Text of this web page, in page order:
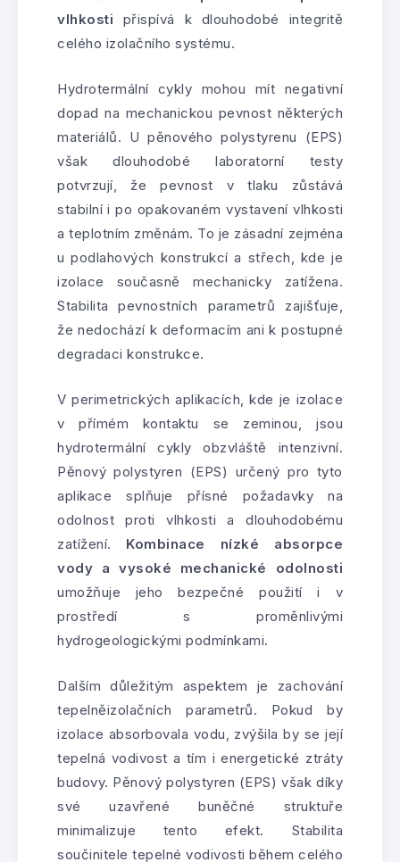
vlhkosti přispívá k dlouhodobé integritě
celého izolačního systému.
Hydrotermální cykly mohou mít negativní
dopad na mechanickou pevnost některých
materiálů. U pěnového polystyrenu (EPS)
však dlouhodobé laboratorní testy
potvrzují, že pevnost v tlaku zůstává
stabilní i po opakovaném vystavení vlhkosti
a teplotním změnám. To je zásadní zejména
u podlahových konstrukcí a střech, kde je
izolace současně mechanicky zatížena.
Stabilita pevnostních parametrů zajišťuje,
že nedochází k deformacím ani k postupné
degradaci konstrukce.
V perimetrických aplikacích, kde je izolace
v přímém kontaktu se zeminou, jsou
hydrotermální cykly obzvláště intenzivní.
Pěnový polystyren (EPS) určený pro tyto
aplikace splňuje přísné požadavky na
odolnost proti vlhkosti a dlouhodobému
zatížení. Kombinace nízké absorpce
vody a vysoké mechanické odolnosti
umožňuje jeho bezpečné použití i v
prostředí s proměnlivými
hydrogeologickými podmínkami.
Dalším důležitým aspektem je zachování
tepelněizolačních parametrů. Pokud by
izolace absorbovala vodu, zvýšila by se její
tepelná vodivost a tím i energetické ztráty
budovy. Pěnový polystyren (EPS) však díky
své uzavřené buněčné struktuře
minimalizuje tento efekt. Stabilita
součinitele tepelné vodivosti během celého